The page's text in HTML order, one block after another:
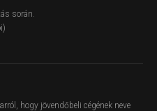
során.
hogy jövendőbeli cégének neve